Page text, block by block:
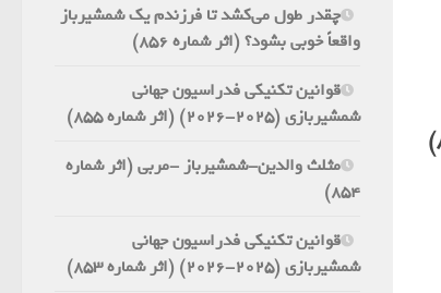
چقدر طول می‌کشد تا فرزندم یک شمشیرباز
واقعاً خوبی بشود؟ (اثر شماره 856)
قوانین تکنیکی فدراسیون جهانی
شمشیربازی (2025-2026) (اثر شماره 855)
مثلث والدین-شمشیرباز -مربی (اثر شماره
854)
قوانین تکنیکی فدراسیون جهانی
شمشیربازی (2025-2026) (اثر شماره 853)